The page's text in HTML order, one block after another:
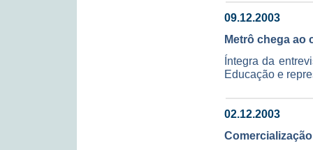
09.12.2003
Metrô chega ao
Íntegra da
Educação e
02.12.2003